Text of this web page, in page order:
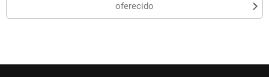
oferecido